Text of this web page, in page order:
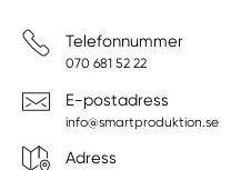
Telefonnummer
070 681 52 22
E-postadress
info@smartproduktion.se
Adress